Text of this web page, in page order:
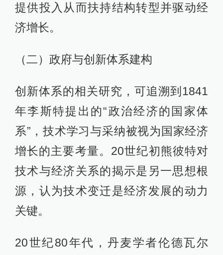
提供投入从而扶持结构转型并驱动经
济增长。
（二）政府与创新体系建构
创新体系的相关研究，可追溯到1841
年李斯特提出的“政治经济的国家体
系”，技术学习与采纳被视为国家经济
增长的主要考量。20世纪初熊彼特对
技术与经济关系的揭示是另一思想根
源，认为技术变迁是经济发展的动力
关键。
20世纪80年代，丹麦学者伦德瓦尔